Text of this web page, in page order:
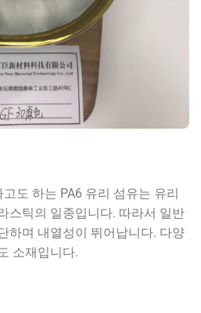
도 하는 PA6 유리 섬유는 유리
스틱의 일종입니다. 따라서 일반
하며 내열성이 뛰어납니다. 다양
소재입니다.